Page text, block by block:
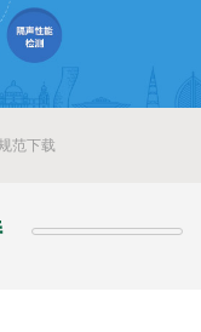
范下载